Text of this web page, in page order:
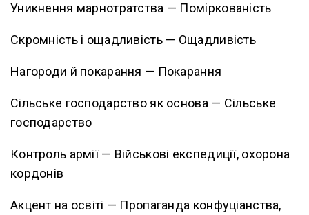
Уникнення марнотратства — Поміркованість
Скромність і ощадливість — Ощадливість
Нагороди й покарання — Покарання
Сільське господарство як основа — Сільське
господарство
Контроль армії — Військові експедиції, охорона
кордонів
Акцент на освіті — Пропаганда конфуціанства,